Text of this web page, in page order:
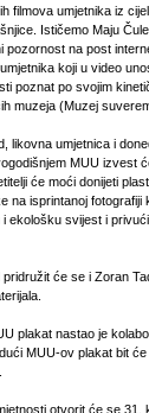
filmova umjetnika iz
Ističemo Maju
pozornost na post
koji u video
poznat po svojim
muzeja (Muzej
likovna umjetnica i
MUU izvest
će moći donijeti
na isprintanoj
i ekološku svijest i
pridružit će se i Zoran
plakat nastao je
MUU-ov plakat bit
otvorit će se